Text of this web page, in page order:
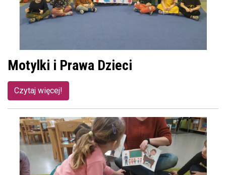
Motylki i Prawa Dzieci
Czytaj więcej!